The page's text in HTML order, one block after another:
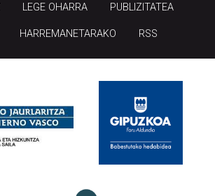
LEGE OHARRA PUBLIZITATEA
HARREMANETARAKO RSS